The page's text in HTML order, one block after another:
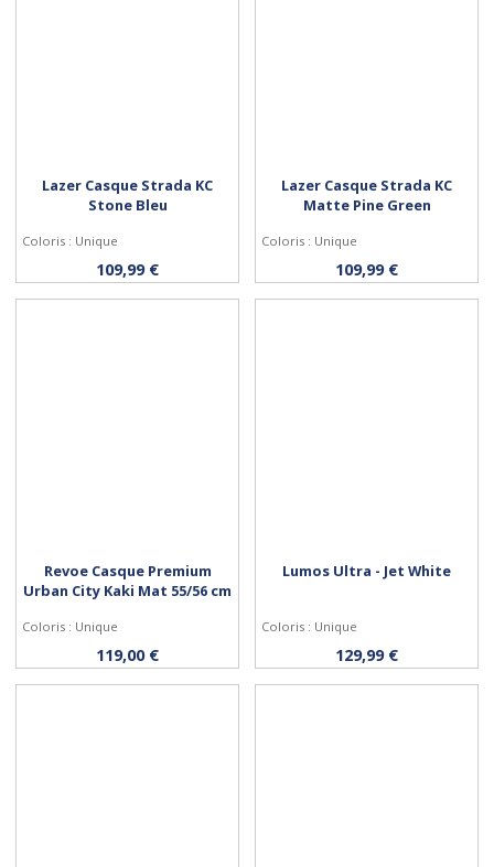
Personnaliser
Lazer Casque Strada KC
Stone Bleu
Coloris : Unique
109,99 € Personnaliser
Lazer Casque Strada KC
Matte Pine Green
Coloris : Unique
109,99 €
Acheter
Revoe Casque Premium
Urban City Kaki Mat 55/56 cm
Coloris : Unique
119,00 € Personnaliser
Lumos Ultra - Jet White
Coloris : Unique
129,99 €